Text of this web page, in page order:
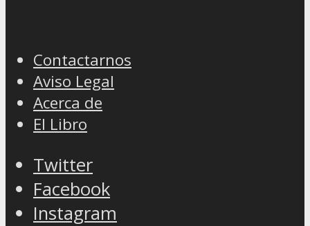
Contactarnos
Aviso Legal
Acerca de
El Libro
Twitter
Facebook
Instagram